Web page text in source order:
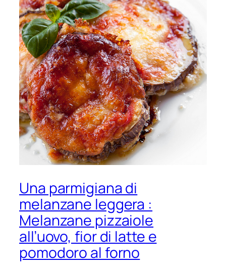
Una parmigiana di
melanzane leggera :
Melanzane pizzaiole
all’uovo, fior di latte e
pomodoro al forno